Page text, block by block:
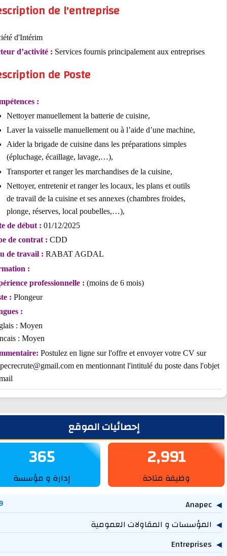
Description de l'entreprise
Société d'Intérim
Secteur d’activité :Services fournis principalement aux entreprises
Description de Poste
Compétences :
Nettoyer manuellement la batterie de cuisine,
Laver la vaisselle manuellement ou à l’aide d’une machine,
Aider la brigade de cuisine dans les préparations simples
(épluchage, écaillage, lavage,…),
Transporter et ranger les marchandises de la cuisine,
Nettoyer, entretenir et ranger les locaux, les plans et outils
de travail de la cuisine et ses annexes (chambres froides,
plonge, réserves, local poubelles,…),
Date de début :01/12/2025
Type de contrat :
Lieu de travail :RABAT AGDAL
Formation :
Expérience professionnelle :(moins de 6 mois)
Poste :Plongeur
Langues :
Anglais : Moyen
Francais : Moyen
Commentaire:Postulez en ligne sur l'offre et envoyer votre CV sur
anapecrecrute@gmail.com en mentionnant l'intitulé du poste dans
du mail
إحصائيات الموقع
2,991
وظيفة متاحة
365
إدارة و مؤسسة
و المقاولات العمومية